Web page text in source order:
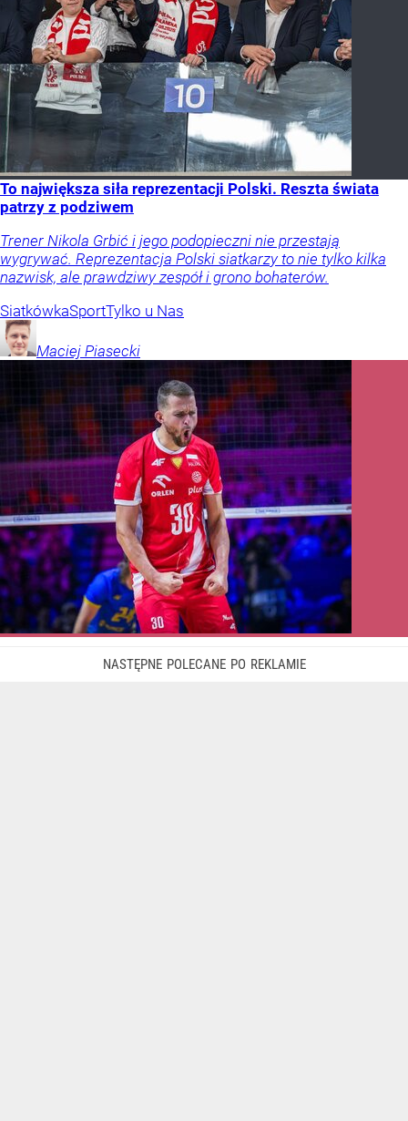
To największa siła reprezentacji Polski. Reszta świata
patrzy z podziwem
Trener Nikola Grbić i jego podopieczni nie przestają
wygrywać. Reprezentacja Polski siatkarzy to nie tylko kilka
nazwisk, ale prawdziwy zespół i grono bohaterów.
SiatkówkaSportTylko u Nas
Maciej Piasecki